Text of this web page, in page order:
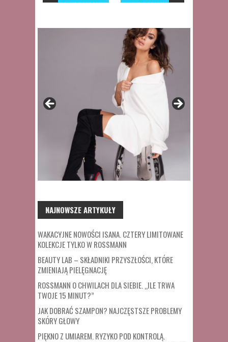
NAJNOWSZE ARTYKUŁY
WAKACYJNE NOWOŚCI ISANA. CZTERY LIMITOWANE
KOLEKCJE TYLKO W ROSSMANN
BEAUTY LAB – SKŁADNIKI PRZYSZŁOŚCI, KTÓRE
ZMIENIAJĄ PIELĘGNACJĘ
ROSSMANN O CHWILACH DLA SIEBIE. „ILE TRWA
TWOJE 15 MINUT?”
JAK DOBRAĆ SZAMPON? NAJCZĘSTSZE PROBLEMY
SKÓRY GŁOWY
PIĘKNO Z UMIAREM. RYZYKO POD KONTROLĄ.